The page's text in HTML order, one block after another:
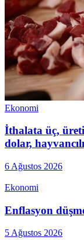
Ekonomi
İthalata üç,
dolar,
6 Ağustos 2026
Ekonomi
Enflasyon
5 Ağustos 2026